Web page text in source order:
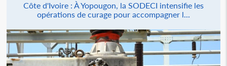
Côte d'Ivoire : À Yopougon, la SODECI intensifie les
opérations de curage pour accompagner l...